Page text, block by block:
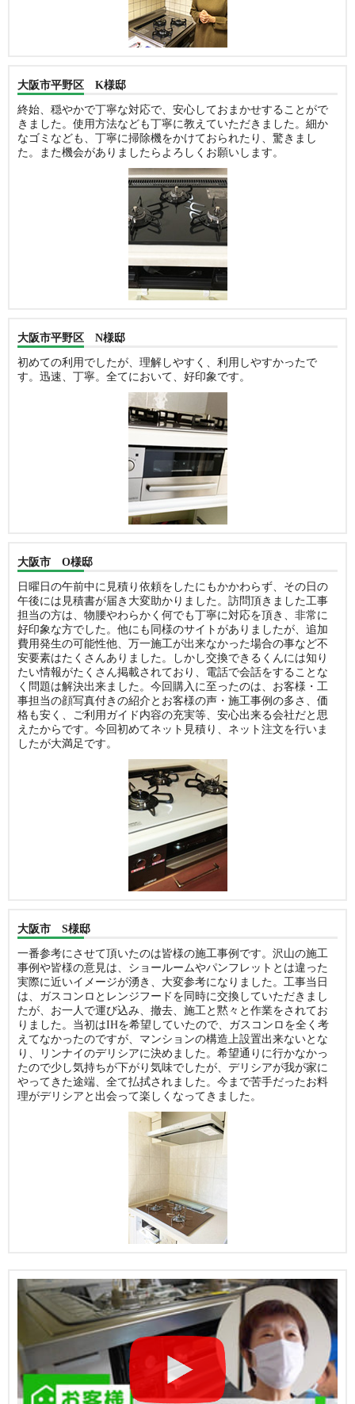
大阪市平野区 K様邸
終始、穏やかで丁寧な対応で、安心しておまかせすることがで
きました。使用方法なども丁寧に教えていただきました。細か
なゴミなども、丁寧に掃除機をかけておられたり、驚きまし
た。また機会がありましたらよろしくお願いします。
大阪市平野区 N様邸
初めての利用でしたが、理解しやすく、利用しやすかったで
す。迅速、丁寧。全てにおいて、好印象です。
大阪市 O様邸
日曜日の午前中に見積り依頼をしたにもかかわらず、その日の
午後には見積書が届き大変助かりました。訪問頂きました工事
担当の方は、物腰やわらかく何でも丁寧に対応を頂き、非常に
好印象な方でした。他にも同様のサイトがありましたが、追加
費用発生の可能性他、万一施工が出来なかった場合の事など不
安要素はたくさんありました。しかし交換できるくんには知り
たい情報がたくさん掲載されており、電話で会話をすることな
く問題は解決出来ました。今回購入に至ったのは、お客様・工
事担当の顔写真付きの紹介とお客様の声・施工事例の多さ、価
格も安く、ご利用ガイド内容の充実等、安心出来る会社だと思
えたからです。今回初めてネット見積り、ネット注文を行いま
したが大満足です。
大阪市 S様邸
一番参考にさせて頂いたのは皆様の施工事例です。沢山の施工
事例や皆様の意見は、ショールームやパンフレットとは違った
実際に近いイメージが湧き、大変参考になりました。工事当日
は、ガスコンロとレンジフードを同時に交換していただきまし
たが、お一人で運び込み、撤去、施工と黙々と作業をされてお
りました。当初はIHを希望していたので、ガスコンロを全く考
えてなかったのですが、マンションの構造上設置出来ないとな
り、リンナイのデリシアに決めました。希望通りに行かなかっ
たので少し気持ちが下がり気味でしたが、デリシアが我が家に
やってきた途端、全て払拭されました。今まで苦手だったお料
理がデリシアと出会って楽しくなってきました。